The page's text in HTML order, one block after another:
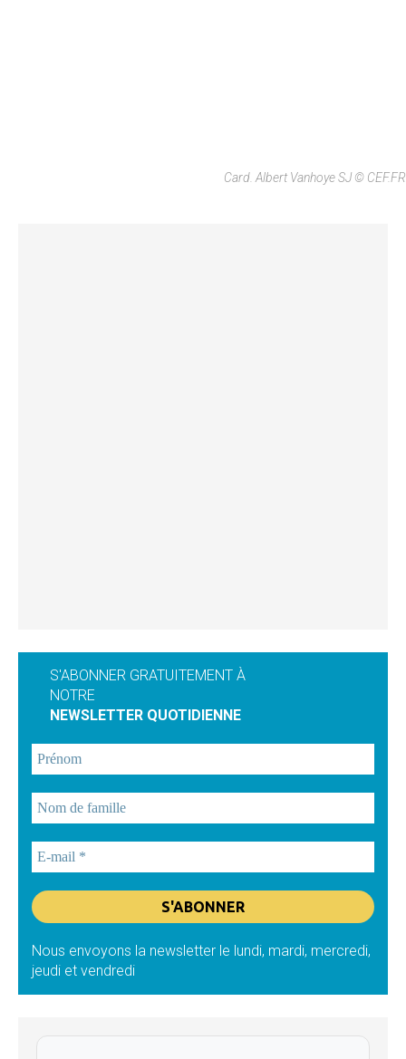
Card. Albert Vanhoye SJ © CEF.FR
S'ABONNER GRATUITEMENT À
NOTRE
NEWSLETTER QUOTIDIENNE
Nous envoyons la newsletter le lundi, mardi, mercredi,
jeudi et vendredi